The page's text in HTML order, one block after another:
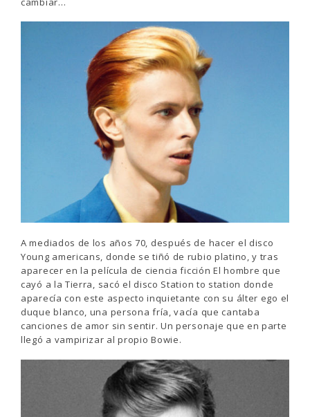
A mediados de los años 70, después de hacer el disco
Young americans, donde se tiñó de rubio platino, y tras
aparecer en la película de ciencia ficción El hombre que
cayó a la Tierra, sacó el disco Station to station donde
aparecía con este aspecto inquietante con su álter ego el
duque blanco, una persona fría, vacía que cantaba
canciones de amor sin sentir. Un personaje que en parte
llegó a vampirizar al propio Bowie.